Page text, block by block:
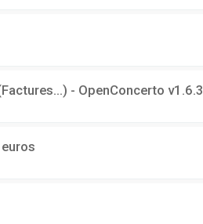
- OpenConcerto v1.6.3